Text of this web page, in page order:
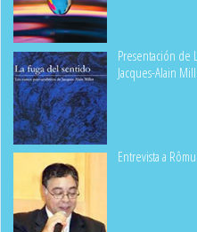
Presentación de
Jacques-Alain
Entrevista a